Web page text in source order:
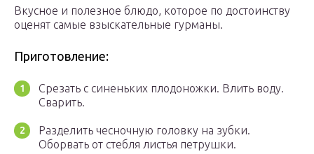
Вкусное и полезное блюдо, которое по достоинству
оценят самые взыскательные гурманы.
Приготовление:
Срезать с синеньких плодоножки. Влить воду.
Сварить.
Разделить чесночную головку на зубки.
Оборвать от стебля листья петрушки.